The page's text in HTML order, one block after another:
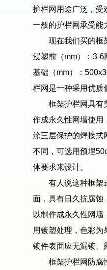
护栏网用途广泛，受
一般的护栏网承受能
现在我们买的框架
浸塑前（mm）：3-
基础（mm）：
栏网是一种采用优质
框架护栏网具有美
作成永久性网墙使用
涂三层保护的焊接式
不同，可选用预埋
体要求来设计。
有人说这种框架式
面，具有日久抗腐蚀
以制作成永久性网
用镀塑处理，色彩为
镀件表面应无漏镀、
框架护栏网防腐性